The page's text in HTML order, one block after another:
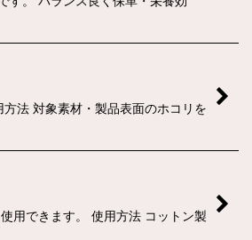
法 対象素材・製品表面のホコリを
用できます。 使用方法 コットン製